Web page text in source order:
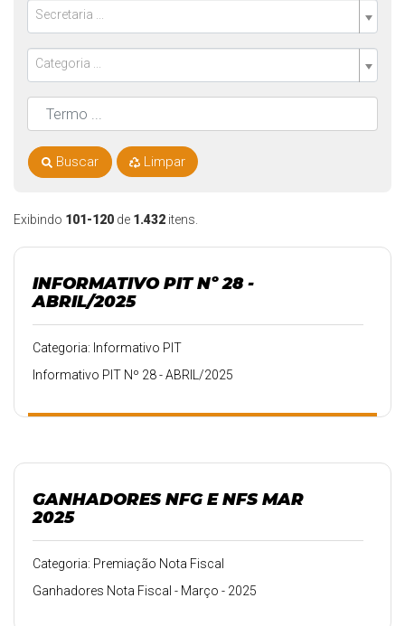
Exibindo 101-120 de 1.432 itens.
INFORMATIVO PIT Nº 28 -
ABRIL/2025
Categoria: Informativo PIT
Informativo PIT Nº 28 - ABRIL/2025
GANHADORES NFG E NFS MAR
2025
Categoria: Premiação Nota Fiscal
Ganhadores Nota Fiscal - Março - 2025
Secretaria ...
Categoria ...
Buscar Limpar